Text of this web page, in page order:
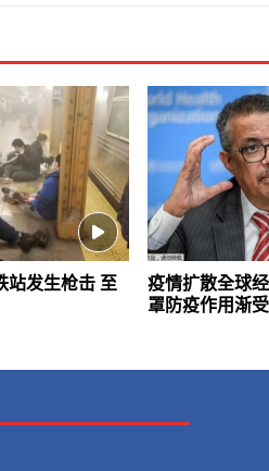
站发生枪击 至
疫情扩散全球
罩防疫作用渐